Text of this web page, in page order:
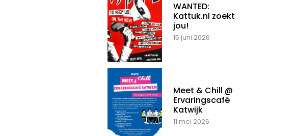
WANTED:
Kattuk.nl zoekt
jou!
15 juni 2026
Meet & Chill @
Ervaringscafé
Katwijk
11 mei 2026